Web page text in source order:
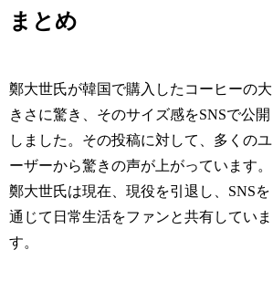
まとめ
鄭大世氏が韓国で購入したコーヒーの大
きさに驚き、そのサイズ感をSNSで公開
しました。その投稿に対して、多くのユ
ーザーから驚きの声が上がっています。
鄭大世氏は現在、現役を引退し、SNSを
通じて日常生活をファンと共有していま
す。